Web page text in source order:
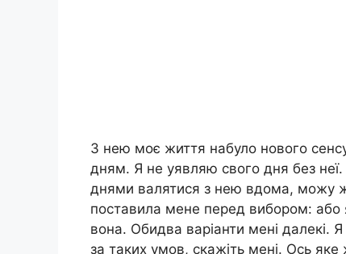
З нею моє життя набуло нового
дням. Я не уявляю свого дня без
днями валятися з нею вдома, можу
поставила мене перед вибором:
вона. Обидва варіанти мені далекі.
за таких умов, скажіть мені. Ось